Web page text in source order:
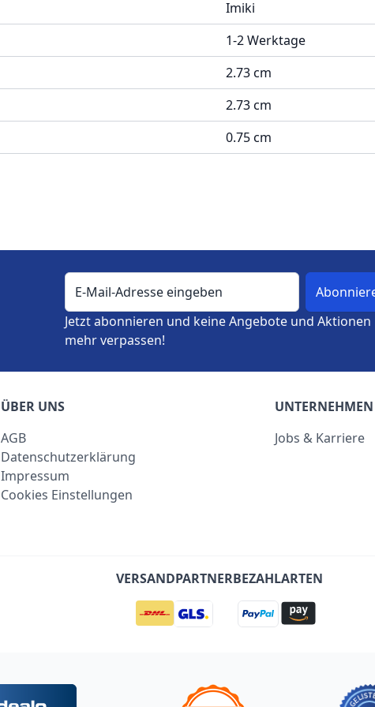
Imiki
1-2 Werktage
2.73 cm
2.73 cm
0.75 cm
E-Mail-Adresse
Jetzt abonnieren und keine Angebote und Aktionen
mehr verpassen!
ÜBER UNS
AGB
Datenschutzerklärung
Impressum
Cookies Einstellungen
UNTERNEHMEN
Jobs & Karriere
VERSANDPARTNERBEZAHLARTEN